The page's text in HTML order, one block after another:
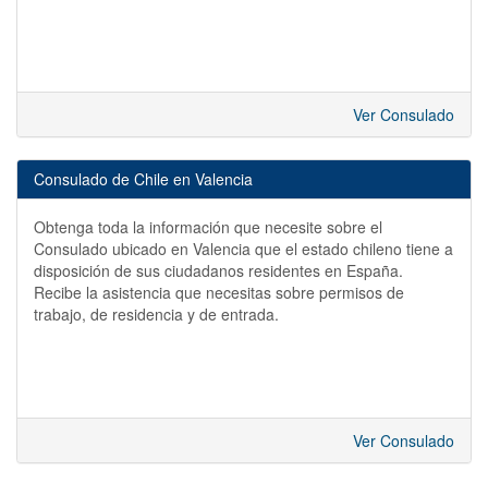
Ver Consulado
Consulado de Chile en Valencia
Obtenga toda la información que necesite sobre el
Consulado ubicado en Valencia que el estado chileno tiene a
disposición de sus ciudadanos residentes en España.
Recibe la asistencia que necesitas sobre permisos de
trabajo, de residencia y de entrada.
Ver Consulado